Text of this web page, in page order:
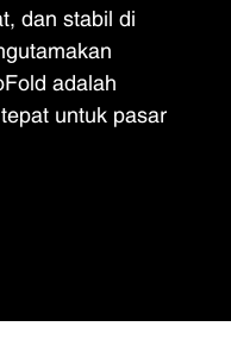
dan stabil di
adalah
untuk pasar